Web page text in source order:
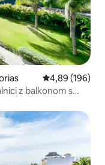
Povprečna
4,89 (196)
z balkonom s